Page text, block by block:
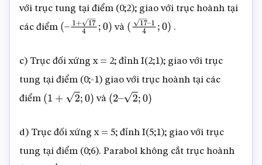
với trục tung tại điểm (0;2); giao với trục hoành tại
các điểm ( 17 0 ) và (17 –1 0 ) .
c) Trục đối xứng x = 2; đỉnh I(2;1); giao với trục
tung tại điểm (0;-1) giao với trục hoành tại các
điểm (1+ 2 0) và (2– 2; 0)
d) Trục đối xứng x = 5; đỉnh I(5;1); giao với trục
tung tại điểm (0;6). Parabol không cắt trục hoành